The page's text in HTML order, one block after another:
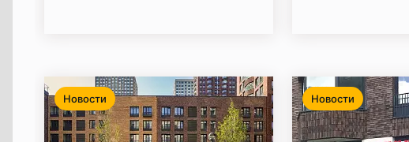
Новости Новости